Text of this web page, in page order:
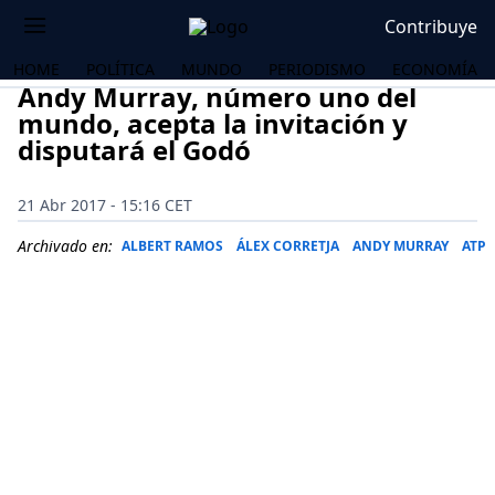
Contribuye
HOME POLÍTICA MUNDO PERIODISMO ECONOMÍA
Andy Murray, número uno del
mundo, acepta la invitación y
disputará el Godó
21 Abr 2017 - 15:16 CET
Archivado en: ALBERT RAMOS ÁLEX CORRETJA ANDY MURRAY ATP